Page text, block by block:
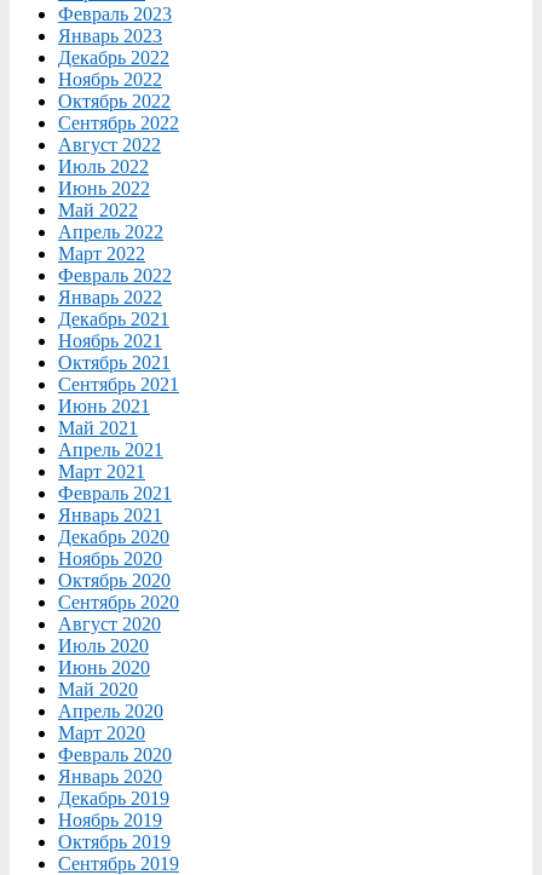
Февраль 2023
Январь 2023
Декабрь 2022
Ноябрь 2022
Октябрь 2022
Сентябрь 2022
Август 2022
Июль 2022
Июнь 2022
Май 2022
Апрель 2022
Март 2022
Февраль 2022
Январь 2022
Декабрь 2021
Ноябрь 2021
Октябрь 2021
Сентябрь 2021
Июнь 2021
Май 2021
Апрель 2021
Март 2021
Февраль 2021
Январь 2021
Декабрь 2020
Ноябрь 2020
Октябрь 2020
Сентябрь 2020
Август 2020
Июль 2020
Июнь 2020
Май 2020
Апрель 2020
Март 2020
Февраль 2020
Январь 2020
Декабрь 2019
Ноябрь 2019
Октябрь 2019
Сентябрь 2019